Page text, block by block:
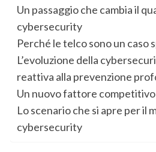
Un passaggio che cambia il
cybersecurity
Perché le telco sono un caso
L’evoluzione della
reattiva alla prevenzione
Un nuovo fattore competitivo
Lo scenario che si apre per il
cybersecurity